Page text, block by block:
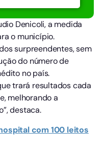
Denicoli, a medida
o município.
surpreendentes, sem
do número de
no país.
trará resultados cada
melhorando a
destaca.
com 100 leitos